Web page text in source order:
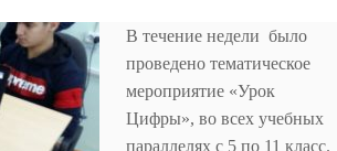
В течение недели было
проведено тематическое
мероприятие «Урок
Цифры», во всех учебных
параллелях с 5 по 11 класс.